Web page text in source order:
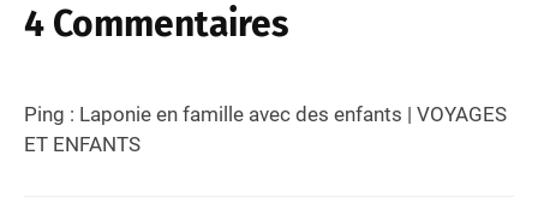
4 Commentaires
Ping : Laponie en famille avec des enfants | VOYAGES
ET ENFANTS